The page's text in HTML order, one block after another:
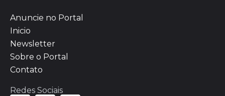
Anuncie no Portal
Inicio
Newsletter
Sobre o Portal
Contato
Redes Sociais